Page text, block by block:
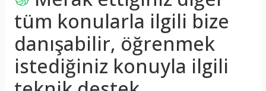
tüm konularla ilgili bize
danışabilir, öğrenmek
istediğiniz konuyla ilgili